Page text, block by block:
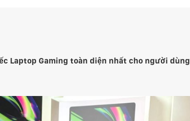
Laptop Gaming toàn diện nhất cho người dùng